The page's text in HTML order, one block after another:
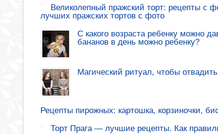
Великолепный пражский торт: рецепты с
лучших пражских тортов с фото
С какого возраста ребенку можно
бананов в день можно ребенку?
Магический ритуал, чтобы
Рецепты пирожных: картошка, корзиночки,
Торт Прага — лучшие рецепты. Как